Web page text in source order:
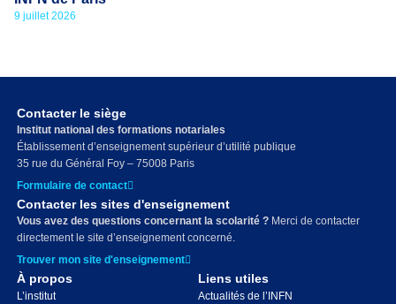
9 juillet 2026
Contacter le siège
Institut national des formations notariales
Établissement d’enseignement supérieur d’utilité publique
35 rue du Général Foy – 75008 Paris
Formulaire de contact
Contacter les sites d'enseignement
Vous avez des questions concernant la scolarité ? Merci de contacter
directement le site d’enseignement concerné.
Trouver mon site d'enseignement
À propos
L’institut
Liens utiles
Actualités de l’INFN